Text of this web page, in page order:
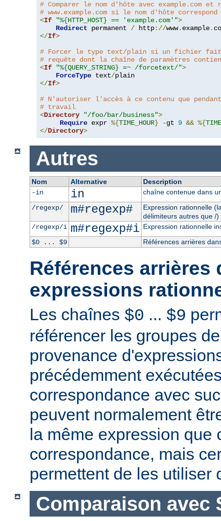
# Comparer le nom d'hôte avec example.com
# www.example.com si le nom d'hôte correspond
<If "%{HTTP_HOST} == 'example.com'">
Redirect permanent / http://www. example.
</If>
# Forcer le type text/plain si un fichier
# requête dont la chaîne de paramètres
<If "%{QUERY_STRING} =~ /forcetext/">
ForceType text/
</If>
# N'autoriser l'accès à ce contenu que
# travail
<Directory "/foo/bar/business">
Require expr %{TIME_HOUR} -gt 9 && %{
</Directory>
Autres
Nom Alternative
Description
-in
in
chaîne contenue dans
/regexp/
m#regexp#
Expression rationnelle
délimiteurs autres que /)
/regexp/i m#regexp#i Expression rationnelle
$0 ... $9
Références arrières
Références arrières
expressions
Les chaînes $0 ... $9
référencer les groupes
provenance
précédemment
correspondance avec
peuvent normalement
la même expression que
correspondance, mais
permettent de les utiliser
Comparaison avec